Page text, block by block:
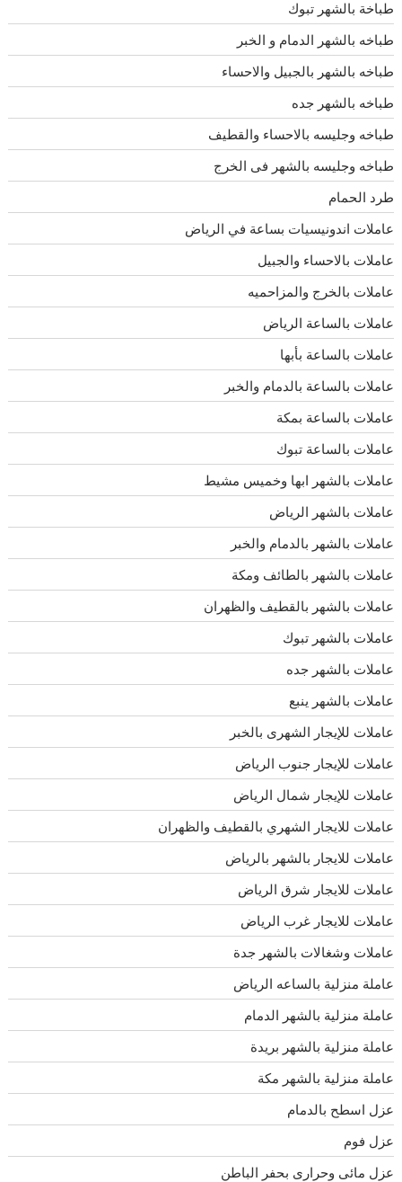
طباخة بالشهر تبوك
طباخه بالشهر الدمام و الخبر
طباخه بالشهر بالجبيل والاحساء
طباخه بالشهر جده
طباخه وجليسه بالاحساء والقطيف
طباخه وجليسه بالشهر فى الخرج
طرد الحمام
عاملات اندونيسيات بساعة في الرياض
عاملات بالاحساء والجبيل
عاملات بالخرج والمزاحميه
عاملات بالساعة الرياض
عاملات بالساعة بأبها
عاملات بالساعة بالدمام والخبر
عاملات بالساعة بمكة
عاملات بالساعة تبوك
عاملات بالشهر ابها وخميس مشيط
عاملات بالشهر الرياض
عاملات بالشهر بالدمام والخبر
عاملات بالشهر بالطائف ومكة
عاملات بالشهر بالقطيف والظهران
عاملات بالشهر تبوك
عاملات بالشهر جده
عاملات بالشهر ينبع
عاملات للإيجار الشهرى بالخبر
عاملات للإيجار جنوب الرياض
عاملات للإيجار شمال الرياض
عاملات للايجار الشهري بالقطيف والظهران
عاملات للايجار بالشهر بالرياض
عاملات للايجار شرق الرياض
عاملات للايجار غرب الرياض
عاملات وشغالات بالشهر جدة
عاملة منزلية بالساعه الرياض
عاملة منزلية بالشهر الدمام
عاملة منزلية بالشهر بريدة
عاملة منزلية بالشهر مكة
عزل اسطح بالدمام
عزل فوم
عزل مائى وحرارى بحفر الباطن